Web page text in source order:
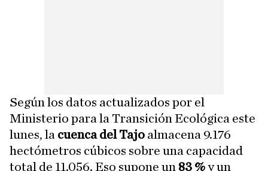
Según los datos actualizados por el
Ministerio para la Transición Ecológica este
lunes, la cuenca del Tajo almacena 9.176
hectómetros cúbicos sobre una capacidad
total de 11.056. Eso supone un 83 %y un